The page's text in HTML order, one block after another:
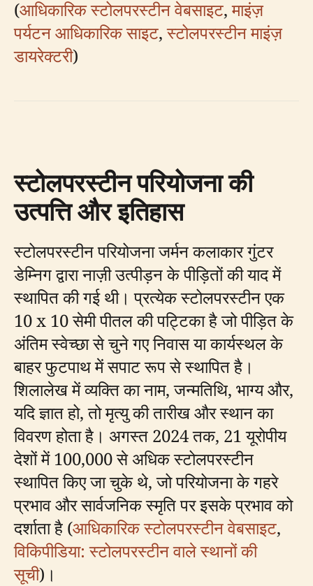
(आधिकारिक स्टोलपरस्टीन वेबसाइट,माइंज़
पर्यटन आधिकारिक साइट,स्टोलपरस्टीन माइंज़
डायरेक्टरी)
स्टोलपरस्टीन परियोजना की
उत्पत्ति और इतिहास
स्टोलपरस्टीन परियोजना जर्मन कलाकार गुंटर
डेम्निग द्वारा नाज़ी उत्पीड़न के पीड़ितों की याद में
स्थापित की गई थी। प्रत्येक स्टोलपरस्टीन एक
10 x 10 सेमी पीतल की पट्टिका है जो पीड़ित के
अंतिम स्वेच्छा से चुने गए निवास या कार्यस्थल के
बाहर फुटपाथ में सपाट रूप से स्थापित है।
शिलालेख में व्यक्ति का नाम, जन्मतिथि, भाग्य और,
यदि ज्ञात हो, तो मृत्यु की तारीख और स्थान का
विवरण होता है। अगस्त 2024 तक, 21 यूरोपीय
देशों में 100,000 से अधिक स्टोलपरस्टीन
स्थापित किए जा चुके थे, जो परियोजना के गहरे
प्रभाव और सार्वजनिक स्मृति पर इसके प्रभाव को
दर्शाता है (आधिकारिक स्टोलपरस्टीन वेबसाइट,
विकिपीडिया: स्टोलपरस्टीन वाले स्थानों की
सूची)।